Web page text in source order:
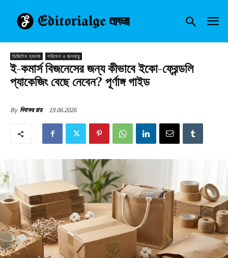
ডিজিটাল ব্যবসা পরিবেশ ও জলবায়ু
ই-কমার্স বিজনেসের জন্য কীভাবে ইকো-ফ্রেন্ডলি
প্যাকেজিং বেছে নেবেন? পূর্ণাঙ্গ গাইড
By দিবাকর রায় 19.06.2026